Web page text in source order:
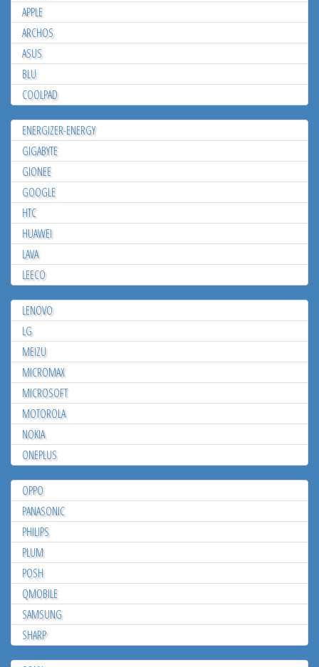
APPLE
ARCHOS
ASUS
BLU
COOLPAD
ENERGIZER-ENERGY
GIGABYTE
GIONEE
GOOGLE
HTC
HUAWEI
LAVA
LEECO
LENOVO
LG
MEIZU
MICROMAX
MICROSOFT
MOTOROLA
NOKIA
ONEPLUS
OPPO
PANASONIC
PHILIPS
PLUM
POSH
QMOBILE
SAMSUNG
SHARP